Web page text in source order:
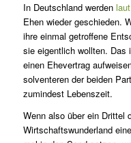
In Deutschland werden
Ehen wieder geschieden.
ihre einmal getroffene
sie eigentlich wollten. Das
einen Ehevertrag
solventeren der beiden
zumindest Lebenszeit.
Wenn also über ein Drittel
Wirtschaftswunderland